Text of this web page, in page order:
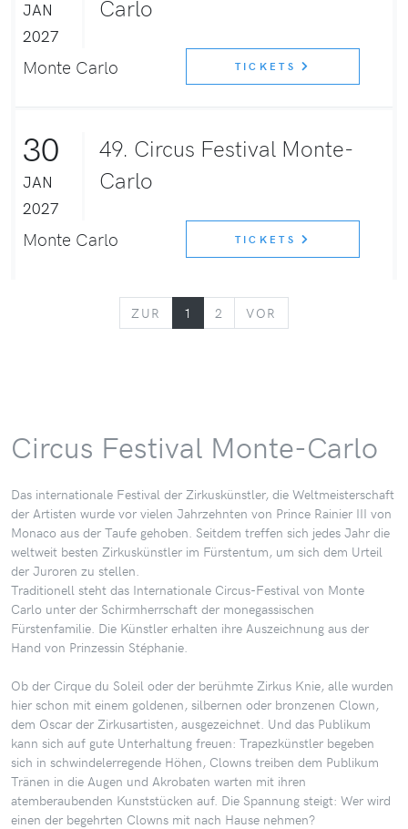
JAN
2027
Carlo
Monte Carlo TICKETS
30
JAN
2027
49. Circus Festival Monte-
Carlo
Monte Carlo TICKETS
ZUR ZURÜCK
1 2 VOR
Circus Festival Monte-Carlo
Das internationale Festival der Zirkuskünstler, die Weltmeisterschaft
der Artisten wurde vor vielen Jahrzehnten von Prince Rainier III von
Monaco aus der Taufe gehoben. Seitdem treffen sich jedes Jahr die
weltweit besten Zirkuskünstler im Fürstentum, um sich dem Urteil
der Juroren zu stellen.
Traditionell steht das Internationale Circus-Festival von Monte
Carlo unter der Schirmherrschaft der monegassischen
Fürstenfamilie. Die Künstler erhalten ihre Auszeichnung aus der
Hand von Prinzessin Stéphanie.
Ob der Cirque du Soleil oder der berühmte Zirkus Knie, alle wurden
hier schon mit einem goldenen, silbernen oder bronzenen Clown,
dem Oscar der Zirkusartisten, ausgezeichnet. Und das Publikum
kann sich auf gute Unterhaltung freuen: Trapezkünstler begeben
sich in schwindelerregende Höhen, Clowns treiben dem Publikum
Tränen in die Augen und Akrobaten warten mit ihren
atemberaubenden Kunststücken auf. Die Spannung steigt: Wer wird
einen der begehrten Clowns mit nach Hause nehmen?